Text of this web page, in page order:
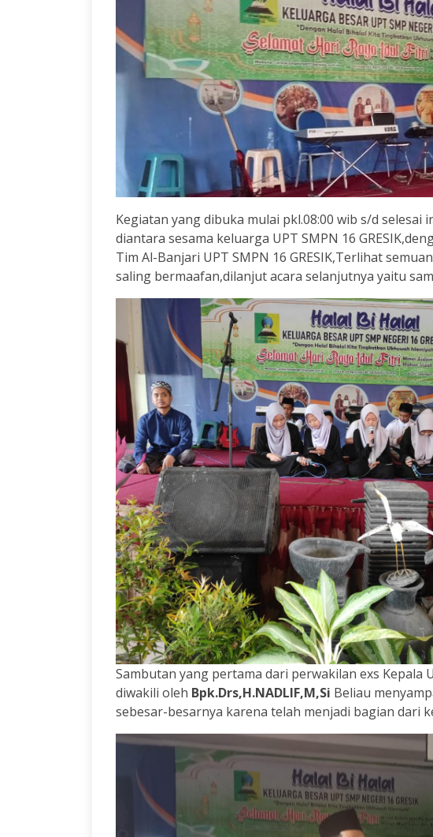
Kegiatan yang dibuka mulai pkl.08:00 wib s/d selesai
diantara sesama keluarga UPT SMPN 16
Tim Al-Banjari UPT SMPN 16 GRESIK,Terlihat
saling bermaafan,dilanjut acara selanjutnya yaitu
Sambutan yang pertama dari perwakilan exs Kepala
diwakili oleh Bpk.Drs,H.NADLIF,M,Si Beliau
sebesar-besarnya karena telah menjadi bagian dari